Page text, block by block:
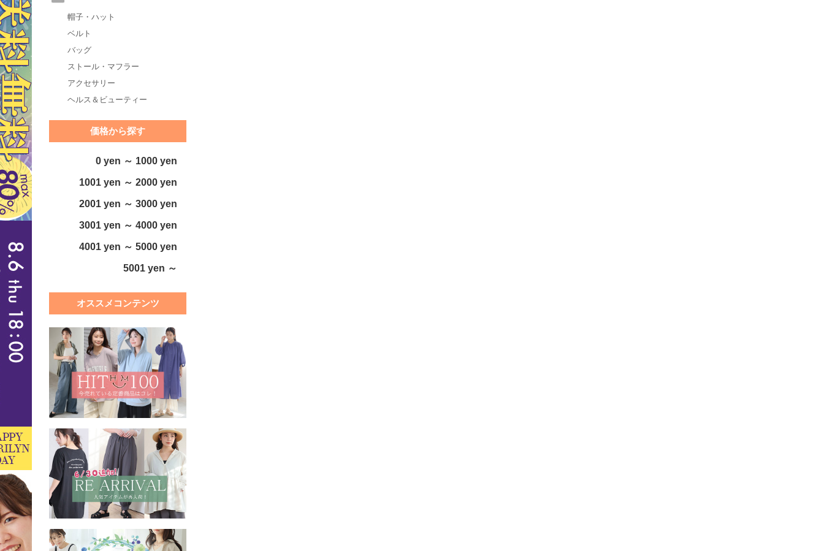
帽子・ハット
ベルト
バッグ
ストール・マフラー
アクセサリー
ヘルス＆ビューティー
価格から探す
0 yen ～ 1000 yen
1001 yen ～ 2000 yen
2001 yen ～ 3000 yen
3001 yen ～ 4000 yen
4001 yen ～ 5000 yen
5001 yen ～
オススメコンテンツ